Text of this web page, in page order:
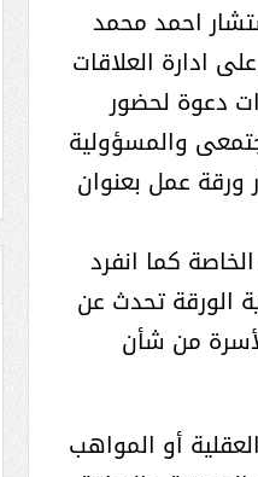
احمد محمد
ادارة العلاقات
دعوة لحضور
والمسؤولية
ورقة عمل بعنوان
كما انفرد
الورقة تحدث عن
من شأن
أو المواهب
فهد المغلوث ) .. رجل لايعرف
المستحيل ويعشق التحديات